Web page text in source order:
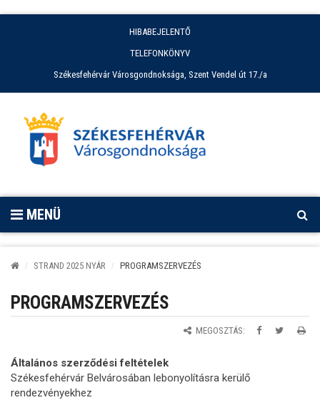
HIBABEJELENTŐ
TELEFONKÖNYV
Székesfehérvár Városgondnoksága, Szent Vendel út 17./a
MENÜ
STRAND 2025 NYÁR PROGRAMSZERVEZÉS
PROGRAMSZERVEZÉS
MEGOSZTÁS:
Általános szerződési feltételek
Székesfehérvár Belvárosában lebonyolításra kerülő
rendezvényekhez